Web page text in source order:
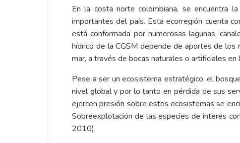
En la costa norte colombiana, se encuentra
importantes del país. Esta ecorregión cuenta
está conformada por numerosas lagunas,
hídrico de la CGSM depende de aportes de
mar, a través de bocas naturales o artificiales
Pese a ser un ecosistema estratégico, el
nivel global y por lo tanto en pérdida de sus
ejercen presión sobre estos ecosistemas se
Sobreexplotación de las especies de interés
2010).